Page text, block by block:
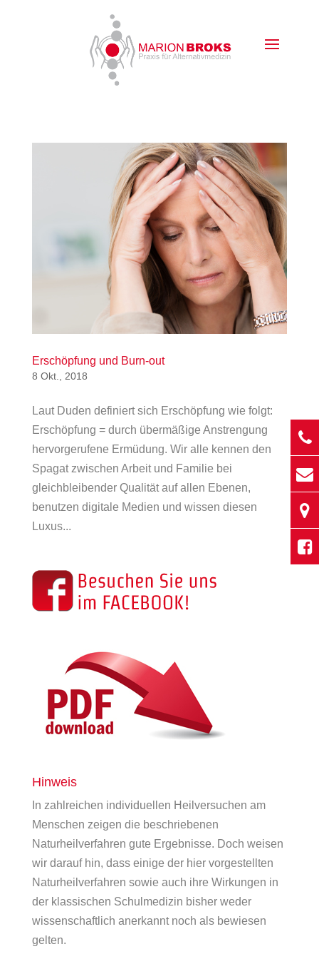
Erschöpfung und Burn-out
8 Okt., 2018
Laut Duden definiert sich Erschöpfung wie folgt:
Erschöpfung = durch übermäßige Anstrengung
hervorgerufene Ermüdung. Wir alle kennen den
Spagat zwischen Arbeit und Familie bei
gleichbleibender Qualität auf allen Ebenen,
benutzen digitale Medien und wissen diesen
Luxus...
Hinweis
In zahlreichen individuellen Heilversuchen am
Menschen zeigen die beschriebenen
Naturheilverfahren gute Ergebnisse. Doch weisen
wir darauf hin, dass einige der hier vorgestellten
Naturheilverfahren sowie auch ihre Wirkungen in
der klassischen Schulmedizin bisher weder
wissenschaftlich anerkannt noch als bewiesen
gelten.